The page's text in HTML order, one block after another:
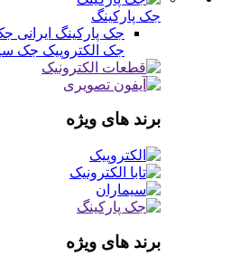
جک پارکینگ
جک پارکینگ ایرانی
جک الکتروپیک جک
برند های ویژه
برند های ویژه